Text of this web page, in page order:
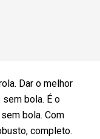
Dar o melhor
bola. É o
bola. Com
completo.